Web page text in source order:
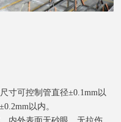
寸可控制管直径±0.1mm以
以内。